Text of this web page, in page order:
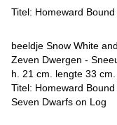
Titel: Homeward Bound
beeldje Snow White
Zeven Dwergen -
h. 21 cm. lengte 33 cm.
Titel: Homeward Bound
Seven Dwarfs on Log